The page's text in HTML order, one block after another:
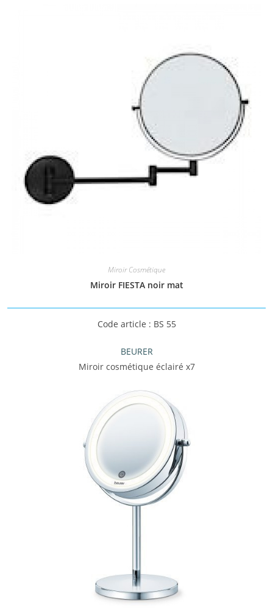
Miroir Cosmétique
Miroir FIESTA noir mat
Code article : BS 55
BEURER
Miroir cosmétique éclairé x7